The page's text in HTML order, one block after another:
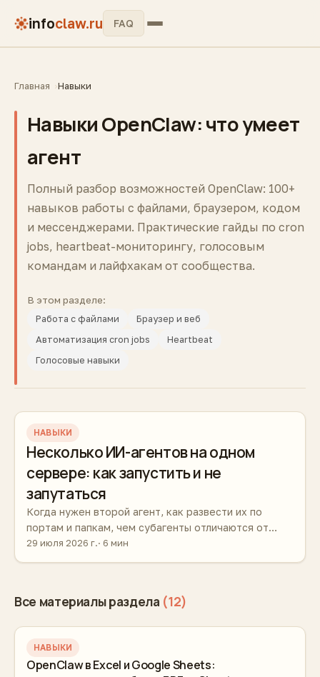
infoclaw.ru FAQ
Главная Навыки
Навыки OpenClaw: что умеет
агент
Полный разбор возможностей OpenClaw: 100+
навыков работы с файлами, браузером, кодом
и мессенджерами. Практические гайды по cron
jobs, heartbeat-мониторингу, голосовым
командам и лайфхакам от сообщества.
В этом разделе:
Работа с файлами
Браузер и веб
Автоматизация cron jobs
Heartbeat
Голосовые навыки
НАВЫКИ
Несколько ИИ-агентов на одном
сервере: как запустить и не
запутаться
Когда нужен второй агент, как развести их по
портам и папкам, чем субагенты отличаются от
отдельных инстансов и сколько ресурсов это
29 июля 2026 г. 6 мин
Все материалы раздела (12)
НАВЫКИ
OpenClaw в Excel и Google Sheets: